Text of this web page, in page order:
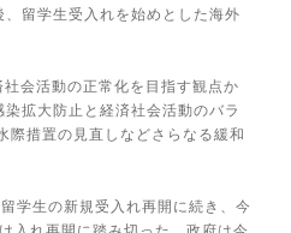
留学生受入れを始めとした海外
会活動の正常化を目指す観点か
拡大防止と経済社会活動のバラ
際措置の見直しなどさらなる緩和
学生の新規受入れ再開に続き、今